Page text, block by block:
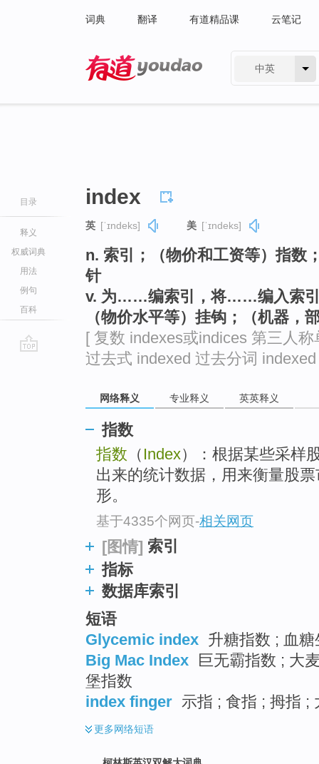
词典 翻译 有道精品课 云笔记
中英
目录
释义
权威词典
用法
例句
百科
index
英 [ˈɪndeks] 美 [ˈɪndeks]
n. 索引；（物价和工资等）指数
针
v. 为……编索引，将……编入索引
（物价水平等）挂钩；（机器，
[ 复数 indexes或indices 第三人
过去式 indexed 过去分词
网络释义 专业释义 英英释义
指数
指数 （ Index）：根据某些采样
出来的统计数据，用来衡量股
形。
基于4335个网页-相关网页
[图情] 索引
指标
数据库索引
短语
Glycemic index 升糖指数 ; 血
Big Mac Index 巨无霸指数 ; 大
堡指数
index finger 示指 ; 食指 ; 拇指 ;
更多网络短语